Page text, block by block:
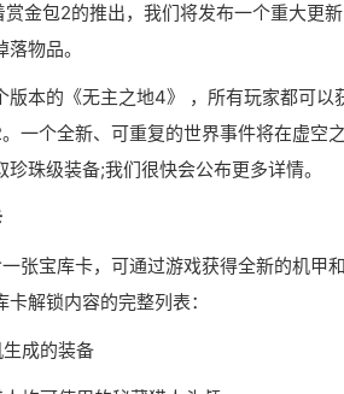
金包2的推出，我们将发布一个重大更
物品。
版本的《无主之地4》 ，所有玩家都可
一个全新、可重复的世界事件将在虚空
珠级装备;我们很快会公布更多详情。
张宝库卡，可通过游戏获得全新的机
解锁内容的完整列表：
成的装备